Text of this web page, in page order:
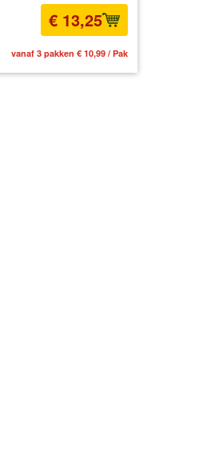
€ 13,25
vanaf 3 pakken € 10,99 / Pak